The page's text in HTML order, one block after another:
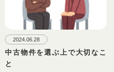
2024.06.28
中古物件を選ぶ上で大切なこ
と